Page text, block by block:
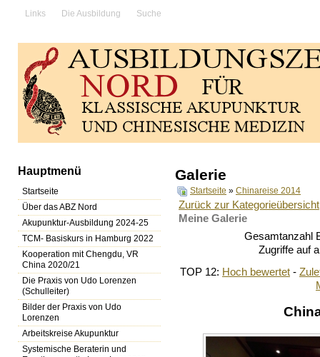
Links Die Ausbildung Suche
Hauptmenü
Startseite
Über das ABZ Nord
Akupunktur-Ausbildung 2024-25
TCM- Basiskurs in Hamburg 2022
Kooperation mit Chengdu, VR
China 2020/21
Die Praxis von Udo Lorenzen
(Schulleiter)
Bilder der Praxis von Udo
Lorenzen
Arbeitskreise Akupunktur
Systemische Beraterin und
Galerie
Startseite » Chinareise 2014
Zurück zur Kategorieübersicht
Meine Galerie
Gesamtanzahl
Zugriffe auf
TOP 12: Hoch bewertet -